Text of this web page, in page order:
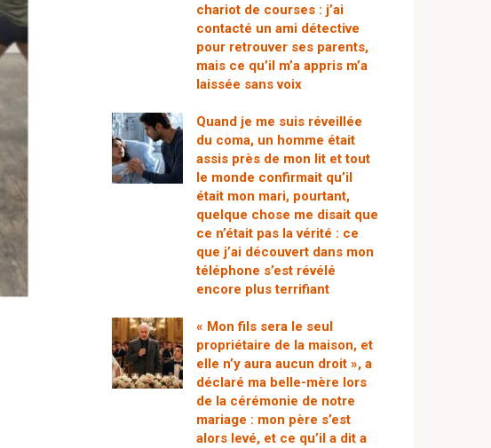
chariot de courses : j’ai
contacté un ami détective
pour retrouver ses parents,
mais ce qu’il m’a appris m’a
laissée sans voix
Quand je me suis réveillée
du coma, un homme était
assis près de mon lit et tout
le monde confirmait qu’il
était mon mari, pourtant,
quelque chose me disait que
ce n’était pas la vérité : ce
que j’ai découvert dans mon
téléphone s’est révélé
encore plus terrifiant
« Mon fils sera le seul
propriétaire de la maison, et
elle n’y aura aucun droit », a
déclaré ma belle-mère lors
de la cérémonie de notre
mariage : mon père s’est
alors levé, et ce qu’il a dit a